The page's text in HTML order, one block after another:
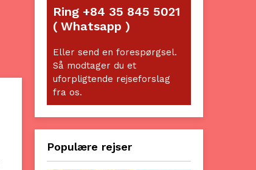
Ring +84 35 845 5021
( Whatsapp )
Eller send en forespørgsel.
Så modtager du et
uforpligtende rejseforslag
fra os.
Populære rejser